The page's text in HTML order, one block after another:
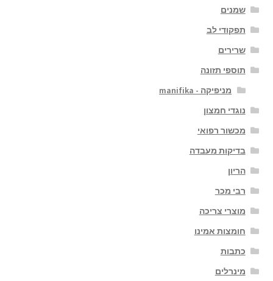
שמנים
תפקודי לב
שרירים
תוספי תזונה
מניפיקה - manifika
נוגדי חמצון
מכשור רפואי
בדיקות מעבדה
הריון
רבי מכר
מוצרי צריכה
חומצות אמינו
כתבות
מינרלים